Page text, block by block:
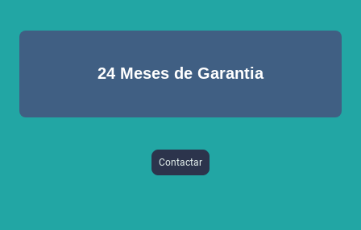
24 Meses de Garantia
Contactar